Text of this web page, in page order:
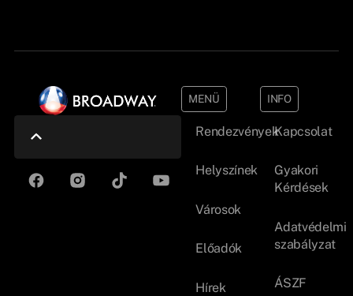
MENÜ
Rendezvények
Helyszínek
Városok
Előadók
Hírek
INFO
Kapcsolat
Gyakori
Kérdések
Adatvédelmi
szabályzat
ÁSZF